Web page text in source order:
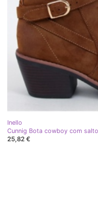
Inello
Cunnig Bota cowboy com
25,82 €